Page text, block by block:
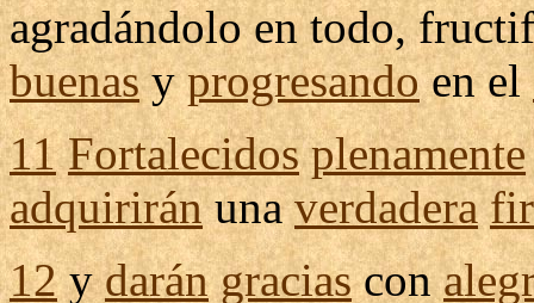
agradándoloen todo,
buenasyprogresandoen el
11 Fortalecidos plenamente
adquiriránunaverdadera
12ydarán graciascon